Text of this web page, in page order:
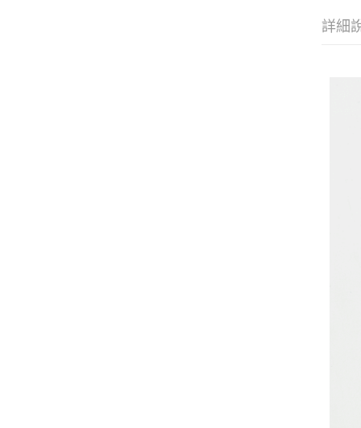
詳細